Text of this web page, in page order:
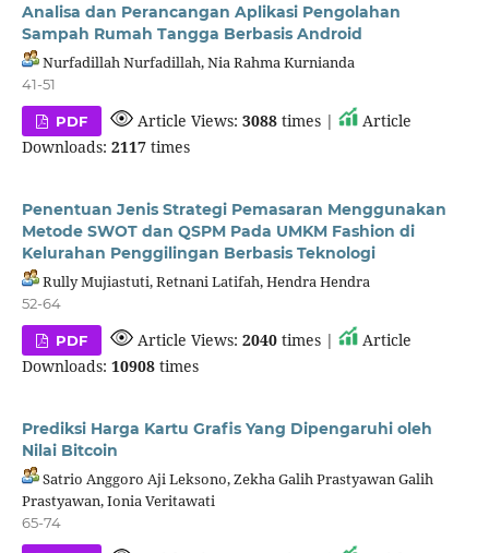
Analisa dan Perancangan Aplikasi Pengolahan
Sampah Rumah Tangga Berbasis Android
Nurfadillah Nurfadillah, Nia Rahma Kurnianda
41-51
PDF Article Views:3088 times |
Article
Downloads: 2117times
Penentuan Jenis Strategi Pemasaran Menggunakan
Metode SWOT dan QSPM Pada UMKM Fashion di
Kelurahan Penggilingan Berbasis Teknologi
Rully Mujiastuti, Retnani Latifah, Hendra Hendra
52-64
PDF Article Views:2040 times |
Article
Downloads: 10908times
Prediksi Harga Kartu Grafis Yang Dipengaruhi oleh
Nilai Bitcoin
Satrio Anggoro Aji Leksono, Zekha Galih Prastyawan Galih
Prastyawan, Ionia Veritawati
65-74